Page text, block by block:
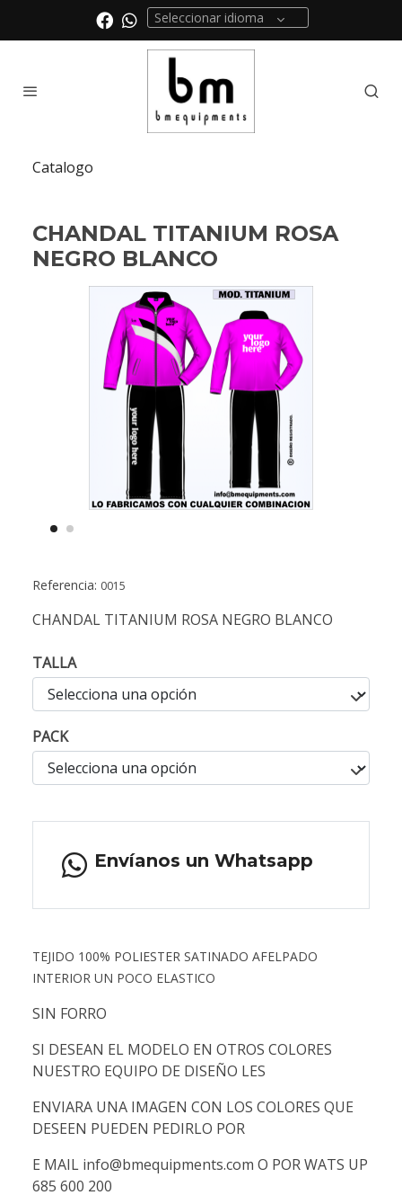
Seleccionar idioma
Catalogo
CHANDAL TITANIUM ROSA
NEGRO BLANCO
Referencia: 0015
CHANDAL TITANIUM ROSA NEGRO BLANCO
TALLA
PACK
Envíanos un Whatsapp
TEJIDO 100% POLIESTER SATINADO AFELPADO
INTERIOR UN POCO ELASTICO
SIN FORRO
SI DESEAN EL MODELO EN OTROS COLORES
NUESTRO EQUIPO DE DISEÑO LES
ENVIARA UNA IMAGEN CON LOS COLORES QUE
DESEEN PUEDEN PEDIRLO POR
E MAIL info@bmequipments.com O POR WATS UP
685 600 200